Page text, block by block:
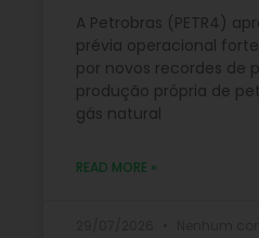
A Petrobras (PETR4)
prévia operacional
por novos recordes de
produção própria de
gás natural
READ MORE »